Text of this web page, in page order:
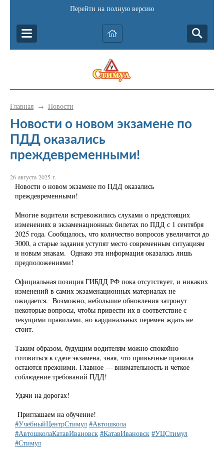
Перейти на полную версию
Главная → Новости
Новости о новом экзамене по
ПДД оказались
преждевременными!
26 августа 2025 г.
Новости о новом экзамене по ПДД оказались
преждевременными!
Многие водители встревожились слухами о предстоящих
изменениях в экзаменационных билетах по ПДД с 1 сентября
2025 года. Сообщалось, что количество вопросов увеличится до
3000, а старые задания уступят место современным ситуациям
и новым знакам. Однако эта информация оказалась лишь
предположениями!
Официальная позиция ГИБДД РФ пока отсутствует, и никаких
изменений в самих экзаменационных материалах не
ожидается. Возможно, небольшие обновления затронут
некоторые вопросы, чтобы привести их в соответствие с
текущими правилами, но кардинальных перемен ждать не
стоит.
Таким образом, будущим водителям можно спокойно
готовиться к сдаче экзамена, зная, что привычные правила
остаются прежними. Главное — внимательность и четкое
соблюдение требований ПДД!
Удачи на дорогах!
Приглашаем на обучение!
#УчебныйЦентрСтимул #Автошкола
#АвтошколаКатавИвановск #КатавИвановск #УЦСтимул
#Стимул